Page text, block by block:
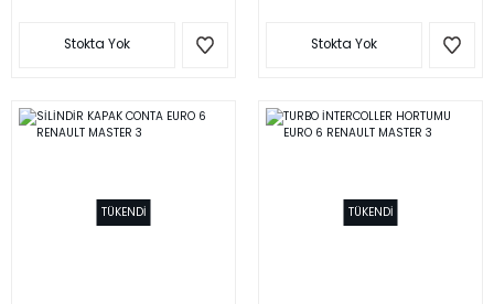
Stokta Yok Stokta Yok
TÜKENDİ TÜKENDİ